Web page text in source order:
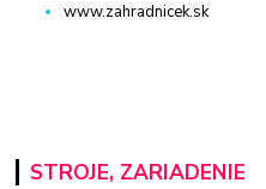
www.zahradnicek.sk
STROJE, ZARIADENIE